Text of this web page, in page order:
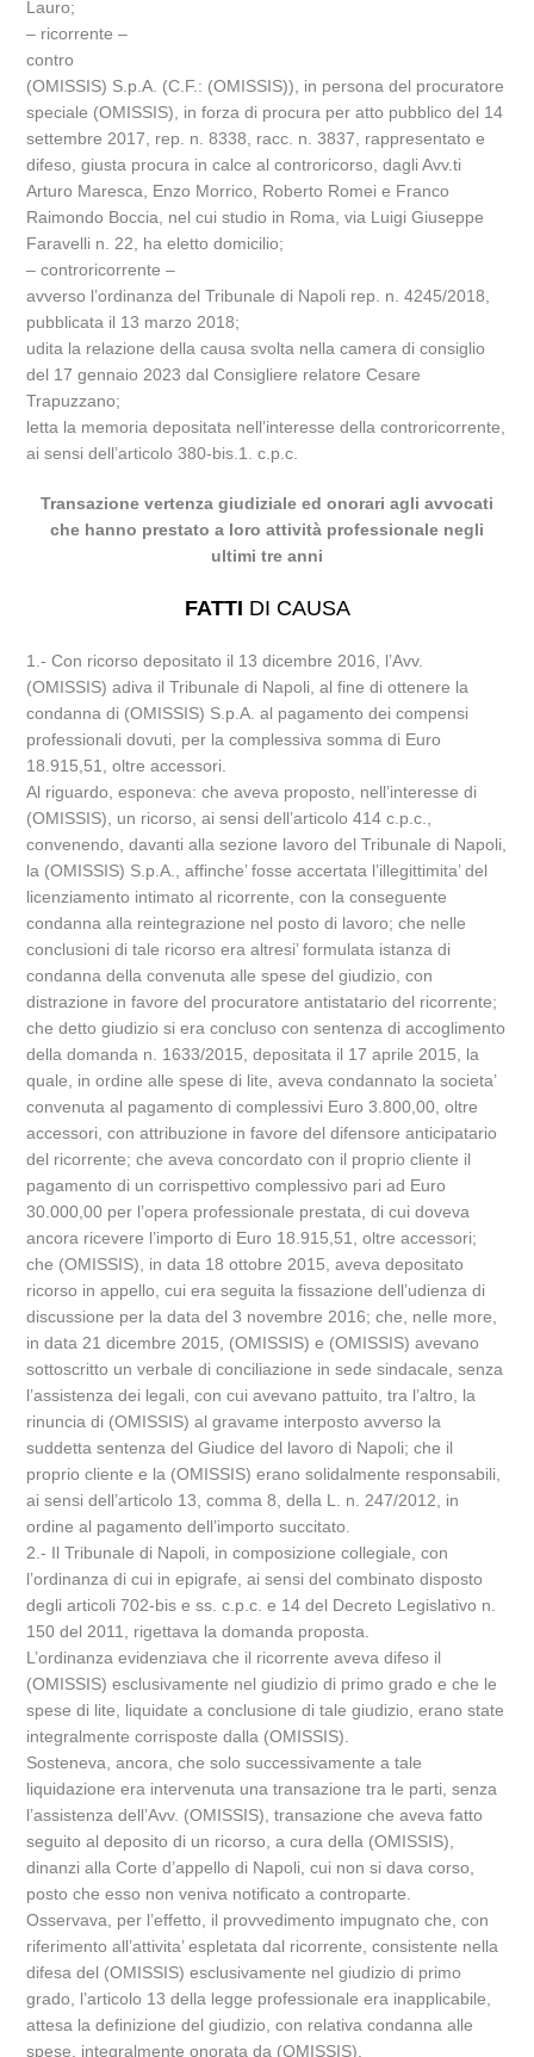
Lauro;
– ricorrente –
contro
(OMISSIS) S.p.A. (C.F.: (OMISSIS)), in persona del procuratore
speciale (OMISSIS), in forza di procura per atto pubblico del 14
settembre 2017, rep. n. 8338, racc. n. 3837, rappresentato e
difeso, giusta procura in calce al controricorso, dagli Avv.ti
Arturo Maresca, Enzo Morrico, Roberto Romei e Franco
Raimondo Boccia, nel cui studio in Roma, via Luigi Giuseppe
Faravelli n. 22, ha eletto domicilio;
– controricorrente –
avverso l’ordinanza del Tribunale di Napoli rep. n. 4245/2018,
pubblicata il 13 marzo 2018;
udita la relazione della causa svolta nella camera di consiglio
del 17 gennaio 2023 dal Consigliere relatore Cesare
Trapuzzano;
letta la memoria depositata nell’interesse della controricorrente,
ai sensi dell’articolo 380-bis.1. c.p.c.
Transazione vertenza giudiziale ed onorari agli avvocati
che hanno prestato a loro attività professionale negli
ultimi tre anni
FATTI DI CAUSA
1.- Con ricorso depositato il 13 dicembre 2016, l’Avv.
(OMISSIS) adiva il Tribunale di Napoli, al fine di ottenere la
condanna di (OMISSIS) S.p.A. al pagamento dei compensi
professionali dovuti, per la complessiva somma di Euro
18.915,51, oltre accessori.
Al riguardo, esponeva: che aveva proposto, nell’interesse di
(OMISSIS), un ricorso, ai sensi dell’articolo 414 c.p.c.,
convenendo, davanti alla sezione lavoro del Tribunale di Napoli,
la (OMISSIS) S.p.A., affinche’ fosse accertata l’illegittimita’ del
licenziamento intimato al ricorrente, con la conseguente
condanna alla reintegrazione nel posto di lavoro; che nelle
conclusioni di tale ricorso era altresi’ formulata istanza di
condanna della convenuta alle spese del giudizio, con
distrazione in favore del procuratore antistatario del ricorrente;
che detto giudizio si era concluso con sentenza di accoglimento
della domanda n. 1633/2015, depositata il 17 aprile 2015, la
quale, in ordine alle spese di lite, aveva condannato la societa’
convenuta al pagamento di complessivi Euro 3.800,00, oltre
accessori, con attribuzione in favore del difensore anticipatario
del ricorrente; che aveva concordato con il proprio cliente il
pagamento di un corrispettivo complessivo pari ad Euro
30.000,00 per l’opera professionale prestata, di cui doveva
ancora ricevere l’importo di Euro 18.915,51, oltre accessori;
che (OMISSIS), in data 18 ottobre 2015, aveva depositato
ricorso in appello, cui era seguita la fissazione dell’udienza di
discussione per la data del 3 novembre 2016; che, nelle more,
in data 21 dicembre 2015, (OMISSIS) e (OMISSIS) avevano
sottoscritto un verbale di conciliazione in sede sindacale, senza
l’assistenza dei legali, con cui avevano pattuito, tra l’altro, la
rinuncia di (OMISSIS) al gravame interposto avverso la
suddetta sentenza del Giudice del lavoro di Napoli; che il
proprio cliente e la (OMISSIS) erano solidalmente responsabili,
ai sensi dell’articolo 13, comma 8, della L. n. 247/2012, in
ordine al pagamento dell’importo succitato.
2.- Il Tribunale di Napoli, in composizione collegiale, con
l’ordinanza di cui in epigrafe, ai sensi del combinato disposto
degli articoli 702-bis e ss. c.p.c. e 14 del Decreto Legislativo n.
150 del 2011, rigettava la domanda proposta.
L’ordinanza evidenziava che il ricorrente aveva difeso il
(OMISSIS) esclusivamente nel giudizio di primo grado e che le
spese di lite, liquidate a conclusione di tale giudizio, erano state
integralmente corrisposte dalla (OMISSIS).
Sosteneva, ancora, che solo successivamente a tale
liquidazione era intervenuta una transazione tra le parti, senza
l’assistenza dell’Avv. (OMISSIS), transazione che aveva fatto
seguito al deposito di un ricorso, a cura della (OMISSIS),
dinanzi alla Corte d’appello di Napoli, cui non si dava corso,
posto che esso non veniva notificato a controparte.
Osservava, per l’effetto, il provvedimento impugnato che, con
riferimento all’attivita’ espletata dal ricorrente, consistente nella
difesa del (OMISSIS) esclusivamente nel giudizio di primo
grado, l’articolo 13 della legge professionale era inapplicabile,
attesa la definizione del giudizio, con relativa condanna alle
spese, integralmente onorata da (OMISSIS).